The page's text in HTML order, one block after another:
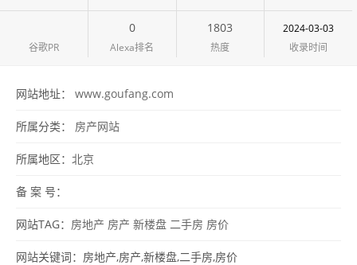
谷歌PR
0
Alexa排名
1803
热度
2024-03-03
收录时间
网站地址： www.goufang.com
所属分类： 房产网站
所属地区： 北京
备 案 号：
网站TAG： 房地产 房产 新楼盘 二手房 房价
网站关键词：房地产,房产,新楼盘,二手房,房价